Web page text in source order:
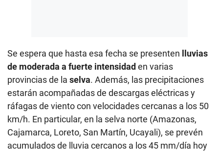
Se espera que hasta esa fecha se presenten
lluvias
de moderada a fuerte intensidad en varias
provincias de la selva. Además, las precipitaciones
estarán acompañadas de descargas eléctricas y
ráfagas de viento con velocidades cercanas a los 50
km/h. En particular, en la selva norte (Amazonas,
Cajamarca, Loreto, San Martín, Ucayali), se prevén
acumulados de lluvia cercanos a los 45 mm/día hoy